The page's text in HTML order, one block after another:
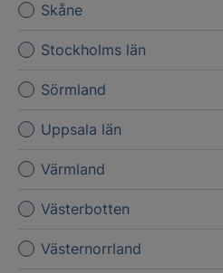
Skåne
Stockholms län
Sörmland
Uppsala län
Värmland
Västerbotten
Västernorrland